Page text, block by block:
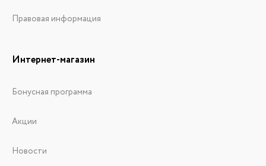
Правовая информация
Интернет-магазин
Бонусная программа
Акции
Новости